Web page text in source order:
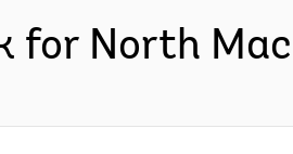
for North